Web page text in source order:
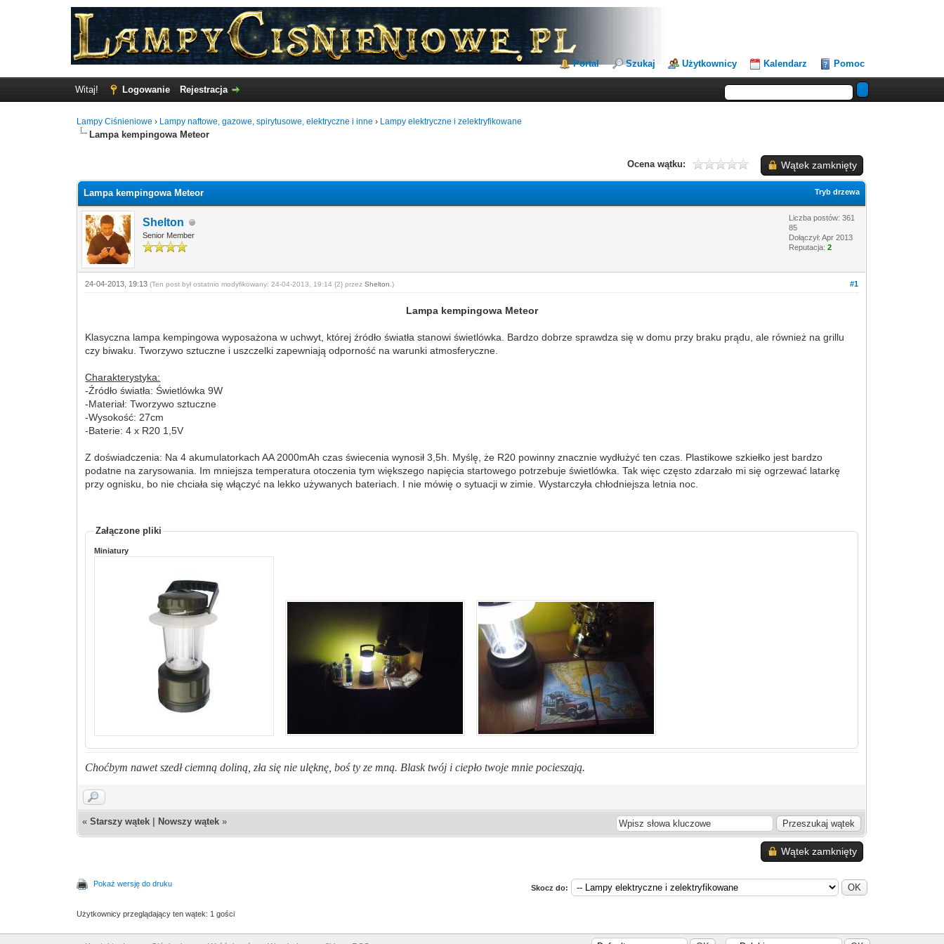
Portal Szukaj Użytkownicy Kalendarz Pomoc
Witaj! Logowanie Rejestracja
Lampy Ciśnieniowe › Lampy naftowe, gazowe, spirytusowe, elektryczne i inne › Lampy elektryczne i zelektryfikowane
Lampa kempingowa Meteor
Wątek zamknięty
Ocena wątku:
Tryb drzewa
Lampa kempingowa Meteor
Shelton
Senior Member
Liczba postów: 361
85
Dołączył: Apr 2013
Reputacja:2
#1
24-04-2013, 19:13(Ten post był ostatnio modyfikowany: 24-04-2013, 19:14 {2} przezShelton .)
Lampa kempingowa Meteor
Klasyczna lampa kempingowa wyposażona w uchwyt, której źródło światła stanowi świetlówka. Bardzo dobrze sprawdza się w domu przy braku prądu, ale również na grillu
czy biwaku. Tworzywo sztuczne i uszczelki zapewniają odporność na warunki atmosferyczne.
Charakterystyka:
-Źródło światła: Świetlówka 9W
-Materiał: Tworzywo sztuczne
-Wysokość: 27cm
-Baterie: 4 x R20 1,5V
Z doświadczenia: Na 4 akumulatorkach AA 2000mAh czas świecenia wynosił 3,5h. Myślę, że R20 powinny znacznie wydłużyć ten czas. Plastikowe szkiełko jest bardzo
podatne na zarysowania. Im mniejsza temperatura otoczenia tym większego napięcia startowego potrzebuje świetlówka. Tak więc często zdarzało mi się ogrzewać latarkę
przy ognisku, bo nie chciała się włączyć na lekko używanych bateriach. I nie mówię o sytuacji w zimie. Wystarczyła chłodniejsza letnia noc.
Załączone pliki
Miniatury
Choćbym nawet szedł ciemną doliną, zła się nie ulęknę, boś ty ze mną. Blask twój i ciepło twoje mnie pocieszają.
«Starszy wątek Nowszy wątek »
Wątek zamknięty
Pokaż wersję do druku Skocz do:
Użytkownicy przeglądający ten wątek: 1 gości